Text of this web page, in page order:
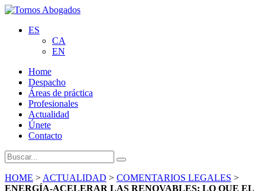
ES
CA
EN
Home
Despacho
Áreas de práctica
Profesionales
Actualidad
Únete
Contacto
HOME > ACTUALIDAD > COMENTARIOS LEGALES >
ENERGÍA-ACELERAR LAS RENOVABLES: LO QUE EL